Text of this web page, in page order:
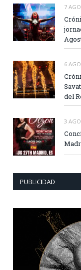
7
6
del
3
PUBLICIDAD